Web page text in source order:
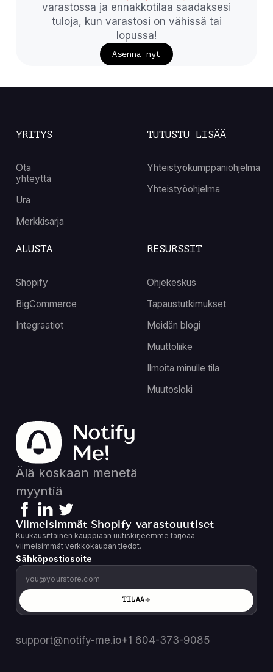
varastossa ja ennakkotilaa saadaksesi
tuloja, kun varastosi on vähissä tai
lopussa!
Asenna nyt
YRITYS
Ota
yhteyttä
Ura
Merkkisarja
RESURSSIT
Ohjekeskus
Tapaustutkimukset
Meidän blogi
Muuttoliike
Ilmoita minulle tila
Muutosloki
TUTUSTU LISÄÄ
Yhteistyökumppaniohjelma
Yhteistyöohjelma
ALUSTA
Shopify
BigCommerce
Integraatiot
Älä koskaan menetä
myyntiä
Viimeisimmät Shopify-varastouutiset
Kuukausittainen kauppiaan uutiskirjeemme tarjoaa
viimeisimmät verkkokaupan tiedot.
Sähköpostiosoite
TILAA
support@notify-me.io+1 604-373-9085